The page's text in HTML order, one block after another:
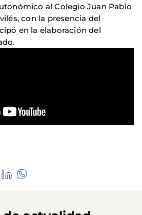
al Colegio Juan Pablo
con la presencia del
en la elaboración del